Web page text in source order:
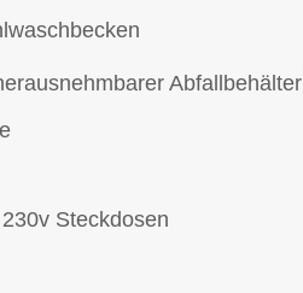
Abfallbehälter
Steckdosen